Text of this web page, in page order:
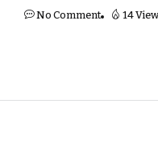
No Comment 14